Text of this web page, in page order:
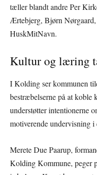
tæller blandt andre Per
Ærtebjerg, Bjørn
HuskMitNavn.
Kultur og læring
I Kolding ser kommunen
bestræbelserne på at
understøtter intentionerne
motiverende undervisning
Merete Due Paarup,
Kolding Kommune, peger